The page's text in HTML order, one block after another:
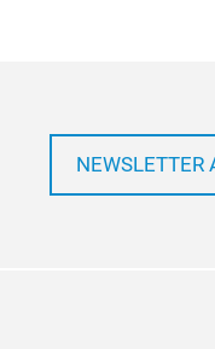
NEWSLETTER